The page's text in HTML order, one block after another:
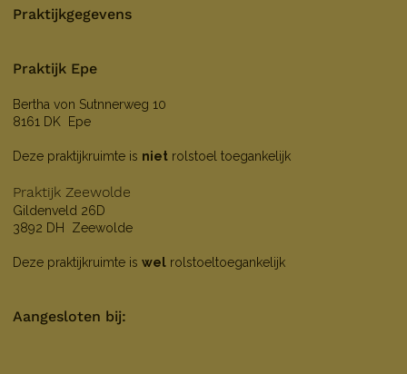
Aangesloten bij:
Praktijkgegevens
Praktijk Epe
Bertha von Sutnnerweg 10
8161 DK Epe
Deze praktijkruimte is nietrolstoel toegankelijk
Praktijk Zeewolde
Gildenveld 26D
3892 DH Zeewolde
Deze praktijkruimte is welrolstoeltoegankelijk